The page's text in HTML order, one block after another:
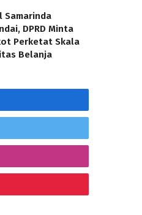
Samarinda
DPRD Minta
Perketat Skala
Belanja